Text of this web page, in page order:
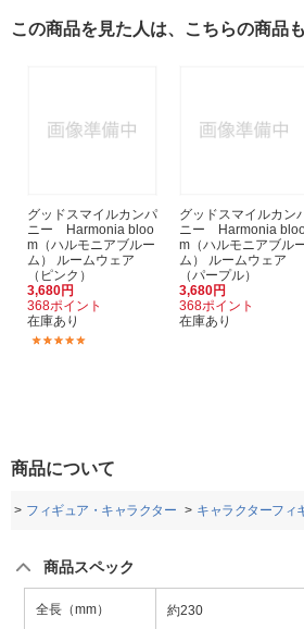
この商品を見た人は、こちらの商品
グッドスマイルカンパ
ニー Harmonia bloo
m（ハルモニアブルー
ム） ルームウェア
（ピンク）
3,680円
368ポイント
在庫あり
グッドスマイルカン
ニー Harmonia
m（ハルモニアブル
ム） ルームウェア
（パープル）
3,680円
368ポイント
在庫あり
商品について
フィギュア・キャラクター キャラクターフィ
商品スペック
全長（mm） 約230